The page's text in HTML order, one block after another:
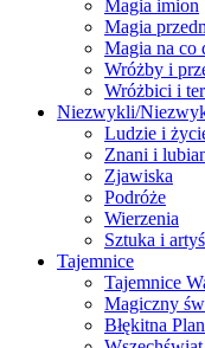
Magia imion
Magia
Magia na co
Wróżby i
Wróżbici i
Niezwykli/
Ludzie i
Znani i
Zjawiska
Podróże
Wierzenia
Sztuka i
Tajemnice
Tajemnice
Magiczny
Błękitna